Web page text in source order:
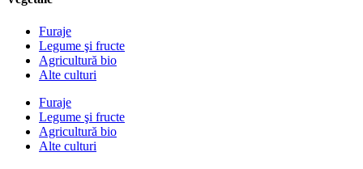
Furaje
Legume şi fructe
Agricultură bio
Alte culturi
Furaje
Legume şi fructe
Agricultură bio
Alte culturi